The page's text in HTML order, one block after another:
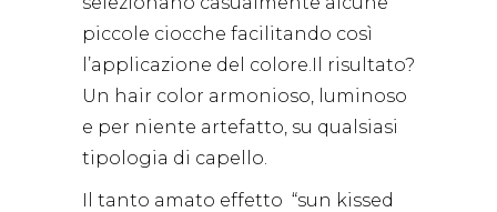
piccole ciocche facilitando così
l’applicazione del colore.Il risultato?
Un hair color armonioso, luminoso
e per niente artefatto, su qualsiasi
tipologia di capello.
Il tanto amato effetto “sun kissed